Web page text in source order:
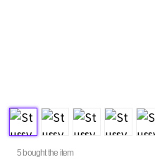
5 bought the item